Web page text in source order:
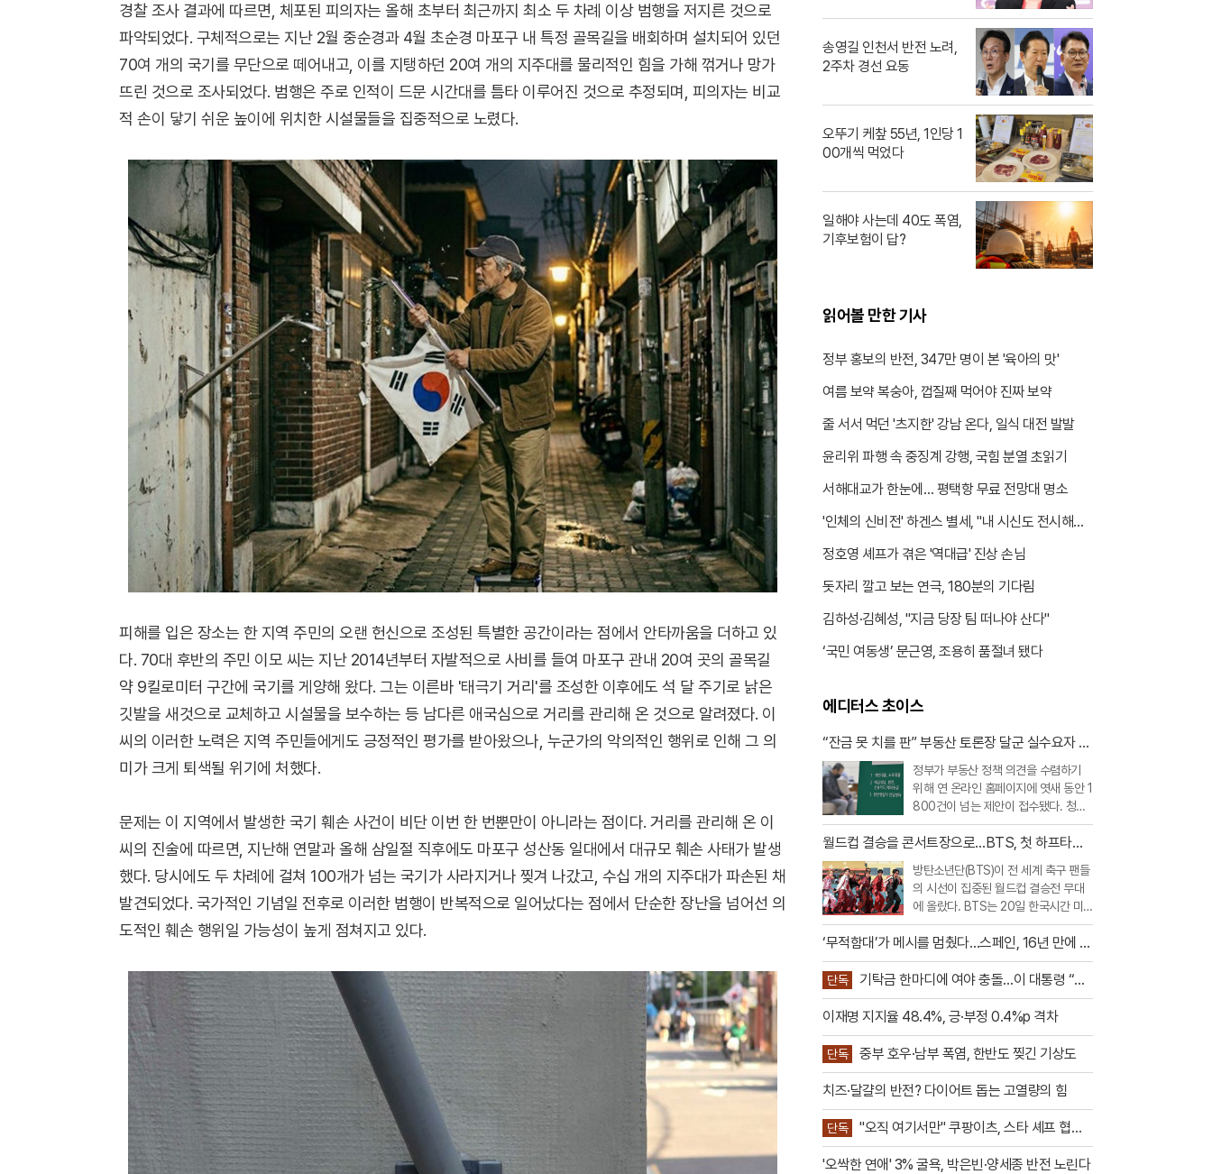
경찰 조사 결과에 따르면, 체포된 피의자는 올해 초부터 최근까지 최소 두 차례 이상 범행을 저지른 것으로
파악되었다. 구체적으로는 지난 2월 중순경과 4월 초순경 마포구 내 특정 골목길을 배회하며 설치되어 있던
70여 개의 국기를 무단으로 떼어내고, 이를 지탱하던 20여 개의 지주대를 물리적인 힘을 가해 꺾거나 망가
뜨린 것으로 조사되었다. 범행은 주로 인적이 드문 시간대를 틈타 이루어진 것으로 추정되며, 피의자는 비교
적 손이 닿기 쉬운 높이에 위치한 시설물들을 집중적으로 노렸다.
피해를 입은 장소는 한 지역 주민의 오랜 헌신으로 조성된 특별한 공간이라는 점에서 안타까움을 더하고 있
다. 70대 후반의 주민 이모 씨는 지난 2014년부터 자발적으로 사비를 들여 마포구 관내 20여 곳의 골목길
약 9킬로미터 구간에 국기를 게양해 왔다. 그는 이른바 '태극기 거리'를 조성한 이후에도 석 달 주기로 낡은
깃발을 새것으로 교체하고 시설물을 보수하는 등 남다른 애국심으로 거리를 관리해 온 것으로 알려졌다. 이
씨의 이러한 노력은 지역 주민들에게도 긍정적인 평가를 받아왔으나, 누군가의 악의적인 행위로 인해 그 의
미가 크게 퇴색될 위기에 처했다.
문제는 이 지역에서 발생한 국기 훼손 사건이 비단 이번 한 번뿐만이 아니라는 점이다. 거리를 관리해 온 이
씨의 진술에 따르면, 지난해 연말과 올해 삼일절 직후에도 마포구 성산동 일대에서 대규모 훼손 사태가 발생
했다. 당시에도 두 차례에 걸쳐 100개가 넘는 국기가 사라지거나 찢겨 나갔고, 수십 개의 지주대가 파손된 채
발견되었다. 국가적인 기념일 전후로 이러한 범행이 반복적으로 일어났다는 점에서 단순한 장난을 넘어선 의
도적인 훼손 행위일 가능성이 높게 점쳐지고 있다.
송영길 인천서 반전 노려,
2주차 경선 요동
오뚜기 케챂 55년, 1인당 1
00개씩 먹었다
일해야 사는데 40도 폭염,
기후보험이 답?
읽어볼 만한 기사
정부 홍보의 반전, 347만 명이 본 '육아의 맛'
여름 보약 복숭아, 껍질째 먹어야 진짜 보약
줄 서서 먹던 '츠지한' 강남 온다, 일식 대전 발발
윤리위 파행 속 중징계 강행, 국힘 분열 초읽기
서해대교가 한눈에… 평택항 무료 전망대 명소
'인체의 신비전' 하겐스 별세, "내 시신도 전시해달
정호영 셰프가 겪은 '역대급' 진상 손님
돗자리 깔고 보는 연극, 180분의 기다림
김하성·김혜성, "지금 당장 팀 떠나야 산다"
‘국민 여동생’ 문근영, 조용히 품절녀 됐다
에디터스 초이스
“잔금 못 치를 판” 부동산 토론장 달군 실수요자 대
출 호소
정부가 부동산 정책 의견을 수렴하기
위해 연 온라인 홈페이지에 엿새 동안 1
800건이 넘는 제안이 접수됐다. 청년
과 무주택자를 중심으로 대출 규제 완
화를 요구하는 목소리가 가장 컸고, 빌
기 위한 규제 개선 요구도 이어졌다.20
일 부동산토론회 홈페이지에 따르면 지
난 19일 오후 9시까지
월드컵 결승을 콘서트장으로…BTS, 첫 하프타임
쇼 찢었다
방탄소년단(BTS)이 전 세계 축구 팬들
의 시선이 집중된 월드컵 결승전 무대
에 올랐다. BTS는 20일 한국시간 미
국 뉴저지 메트라이프 스타디움에서 열
린 2026 FIFA 북중미 월드컵 스페인과
아르헨티나의 결승전 하프타임 쇼에 완
전체로 출연했다.이번 공연은 FIFA가
월드컵 결승전에 처음 도입한 공식 하
프타임 쇼라는 점
‘무적함대’가 메시를 멈췄다…스페인, 16년 만에 월
드컵 정상
단독
기탁금 한마디에 여야 충돌…이 대통령 “당
원 의견은 정당 활동”
이재명 지지율 48.4%, 긍·부정 0.4%p 격차
단독 중부 호우·남부 폭염, 한반도 찢긴 기상도
치즈·달걀의 반전? 다이어트 돕는 고열량의 힘
단독
"오직 여기서만" 쿠팡이츠, 스타 셰프 협업
공세
'오싹한 연애' 3% 굴욕, 박은빈·양세종 반전 노린다